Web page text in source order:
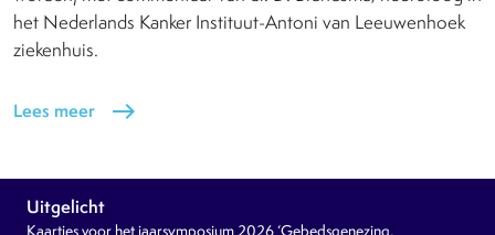
het Nederlands Kanker Instituut-Antoni van Leeuwenhoek
ziekenhuis.
Lees meer east
Uitgelicht
Kaartjes voor het jaarsymposium 2026 ‘Gebedsgenezing,